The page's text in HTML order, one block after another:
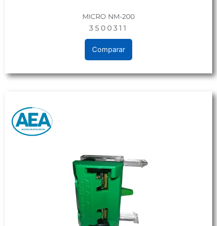
MICRO NM-200
3500311
Comparar